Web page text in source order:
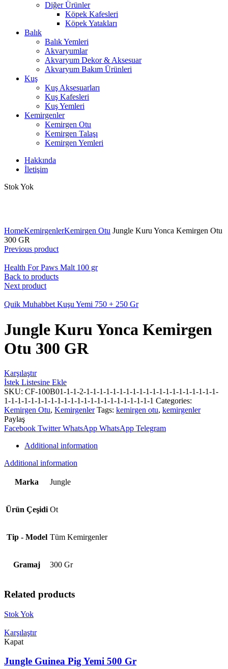
Diğer Ürünler
Köpek Kafesleri
Köpek Yatakları
Balık
Balık Yemleri
Akvaryumlar
Akvaryum Dekor & Aksesuar
Akvaryum Bakım Ürünleri
Kuş
Kuş Aksesuarları
Kuş Kafesleri
Kuş Yemleri
Kemirgenler
Kemirgen Otu
Kemirgen Talaşı
Kemirgen Yemleri
Hakkında
İletişim
Stok Yok
HomeKemirgenlerKemirgen Otu Jungle Kuru Yonca Kemirgen Otu
300 GR
Previous product
Health For Paws Malt 100 gr
Back to products
Next product
Quik Muhabbet Kuşu Yemi 750 + 250 Gr
Jungle Kuru Yonca Kemirgen
Otu 300 GR
Karşılaştır
İstek Listesine Ekle
SKU: CF-100B01-1-1-2-1-1-1-1-1-1-1-1-1-1-1-1-1-1-1-1-1-1-1-1-
1-1-1-1-1-1-1-1-1-1-1-1-1-1-1-1-1-1-1-1-1-1-1 Categories:
Kemirgen Otu, Kemirgenler Tags: kemirgen otu, kemirgenler
Paylaş
Facebook Twitter WhatsApp WhatsApp Telegram
Additional information
Additional information
Marka Jungle
Ürün Çeşidi Ot
Tip - Model Tüm Kemirgenler
Gramaj 300 Gr
Related products
Stok Yok
Karşılaştır
Kapat
Jungle Guinea Pig Yemi 500 Gr